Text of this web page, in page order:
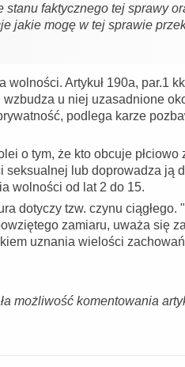
faktycznego tej sprawy
jakie mogę w tej sprawie
Artykuł 190a, par.1
u niej uzasadnione
podlega karze
o tym, że kto obcuje płciowo
lub doprowadza ją
wolności od lat 2 do 15.
dotyczy tzw. czynu
zamiaru, uważa się
uznania wielości
możliwość komentowania